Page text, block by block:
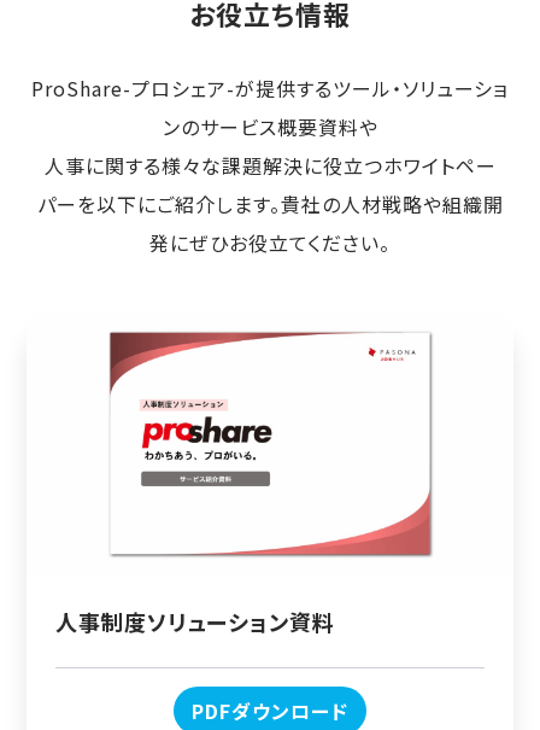
お役立ち情報
ProShare-プロシェア-が提供するツール・ソリューショ
ンのサービス概要資料や
人事に関する様々な課題解決に役立つホワイトペー
パーを以下にご紹介します。貴社の人材戦略や組織開
発にぜひお役立てください。
人事制度ソリューション資料
PDFダウンロード